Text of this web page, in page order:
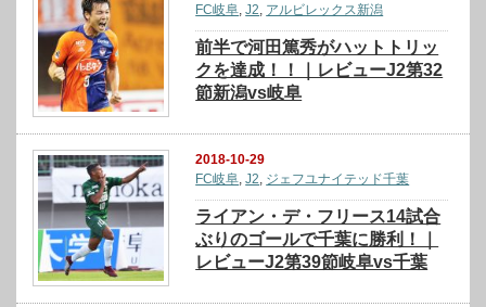
FC岐阜 ,J2 アルビレックス新潟
前半で河田篤秀がハットトリッ
クを達成！！｜レビューJ2第32
節新潟vs岐阜
2018-10-29
FC岐阜,J2, ジェフユナイテッド千葉
ライアン・デ・フリース14試合
ぶりのゴールで千葉に勝利！｜
レビューJ2第39節岐阜vs千葉